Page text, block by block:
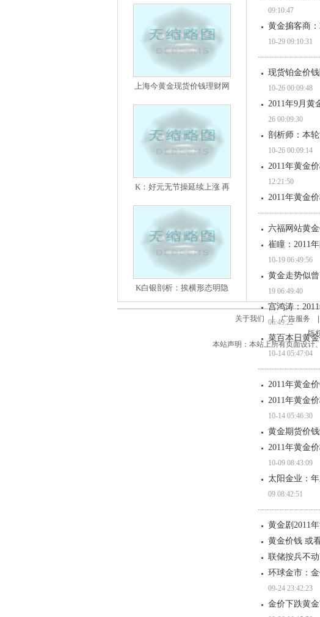
上海今黄金现货价钱理财网
K：好元无节操延续上涨 再
K白银剖析：挨横形态明隐
09:10:47
黄金掮客商
10-29 09:10:31
现货铂金价
10-26 00:09:48
2011年9月黄
26 00:09:30
剖析师：本
10-26 00:09:14
2011年黄金
12:21:50
2011年黄金
六福网站黄金
崔瞳：2011
10-19 06:49:56
黄金走势似
19 06:49:40
宫鸿涛：
06:49:22
菜百本日黄
10-14 05:47:04
2011年黄金
2011年黄金
10-14 05:46:30
黄金期货价钱
2011年黄金
10-09 08:43:09
太阳金业：
09 08:42:51
黄金剧2011
黄金价钱 或
联储按兵不
环球金市：
09-24 23:42:23
金价下跌黄
关于我们 |广告服务
版
本站声明：本站上所有页面设计